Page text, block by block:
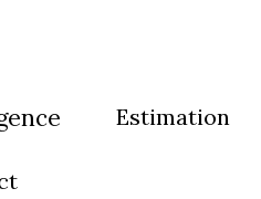
nous ?
estimation